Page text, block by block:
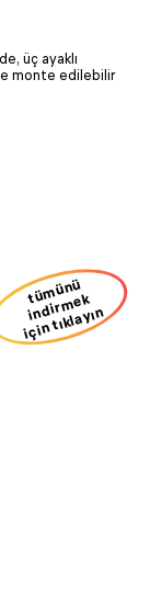
üç ayaklı
monte edilebilir
t
ü
m
ü
n
ü
i
n
dir
m
ek
için tıklayın